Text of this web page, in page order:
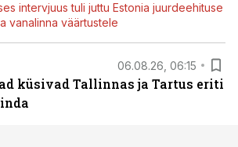
intervjuus tuli juttu Estonia juurdeehituse
vanalinna väärtustele
06.08.26, 06:15
küsivad Tallinnas ja Tartus eriti